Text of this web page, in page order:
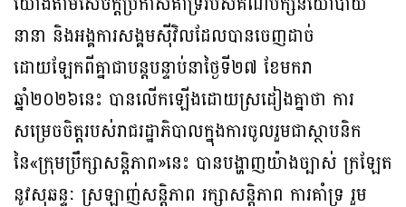
នានា និងអង្គការសង្គមស៊ីវិលដែលបានចេញដាច់
ដោយឡែកពីគ្នាជាបន្តបន្ទាប់នាថ្ងៃទី២៧ ខែមករា
ឆ្នាំ២០២៦នេះ បានលើកឡើងដោយស្រដៀងគ្នាថា ការ
សម្រេចចិត្តរបស់រាជរដ្ឋាភិបាលក្នុងការចូលរួមជាស្ថាបនិក
នៃ«ក្រុមប្រឹក្សាសន្តិភាព»នេះ បានបង្ហាញយ៉ាងច្បាស់ ក្រឡែត
នូវសុឆន្ទៈ ស្រឡាញ់សន្តិភាព រក្សាសន្តិភាព ការគាំទ្រ រួម